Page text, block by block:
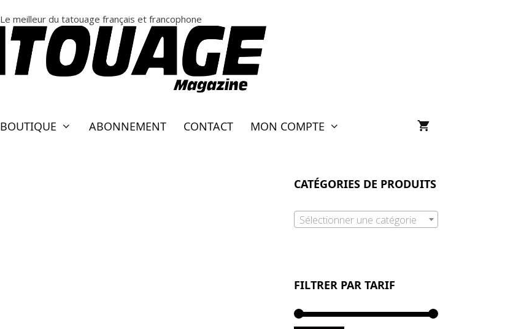
Le meilleur du tatouage français et francophone
BOUTIQUE ABONNEMENT CONTACT MON COMPTE
CATÉGORIES DE PRODUITS
Sélectionner une catégorie
FILTRER PAR TARIF